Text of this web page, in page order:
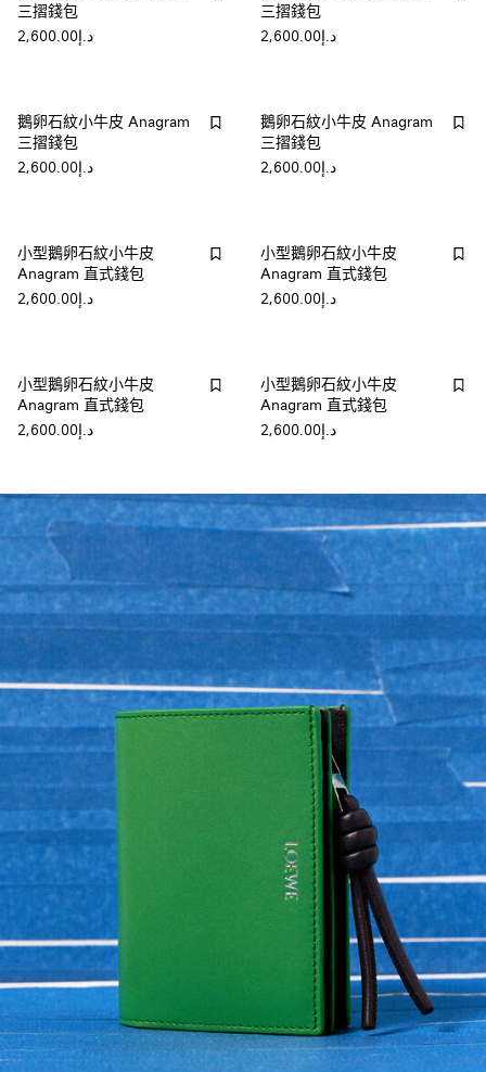
三摺錢包
د.إ2,600.00
三摺錢包
د.إ2,600.00
鵝卵石紋小牛皮 Anagram
三摺錢包
د.إ2,600.00
鵝卵石紋小牛皮 Anagram
三摺錢包
د.إ2,600.00
小型鵝卵石紋小牛皮
Anagram 直式錢包
د.إ2,600.00
小型鵝卵石紋小牛皮
Anagram 直式錢包
د.إ2,600.00
小型鵝卵石紋小牛皮
Anagram 直式錢包
د.إ2,600.00
小型鵝卵石紋小牛皮
Anagram 直式錢包
د.إ2,600.00